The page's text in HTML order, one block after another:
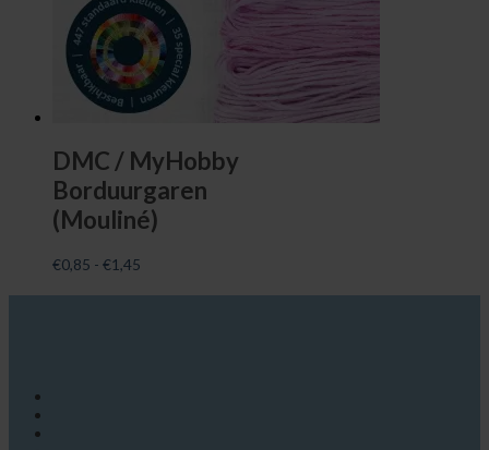
DMC / MyHobby
Borduurgaren
(Mouliné)
€0,85 - €1,45